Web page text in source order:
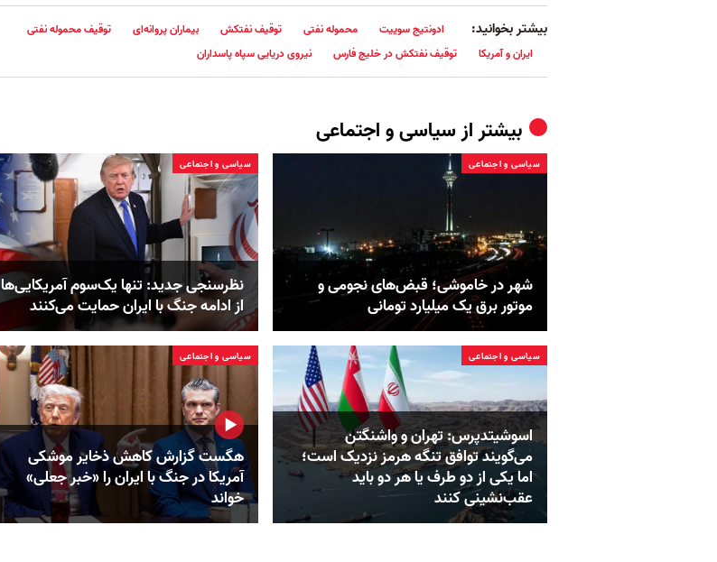
بیشتر بخوانید: ادونتیج سوییت محموله نفتی توقیف نفتکش بیماران پروانه‌ای
توقیف محموله نفتی
ایران و آمریکا
توقیف نفتکش در خلیج فارس نیروی دریایی سپاه پاسداران
بیشتر ازسیاسی و اجتماعی
سیاسی و اجتماعی
شهر در خاموشی؛ قبض‌های نجومی و
موتور برق یک میلیارد تومانی
سیاسی و اجتماعی
نظرسنجی جدید: تنها یک‌سوم آمریکایی‌ها
از ادامه جنگ با ایران حمایت می‌کنند
سیاسی و اجتماعی
اسوشیتدپرس: تهران و واشنگتن
می‌گویند توافق تنگه هرمز نزدیک است؛
اما یکی از دو طرف یا هر دو باید
عقب‌نشینی کنند
سیاسی و اجتماعی
هگست گزارش کاهش ذخایر موشکی
آمریکا در جنگ با ایران را «خبر جعلی»
خواند